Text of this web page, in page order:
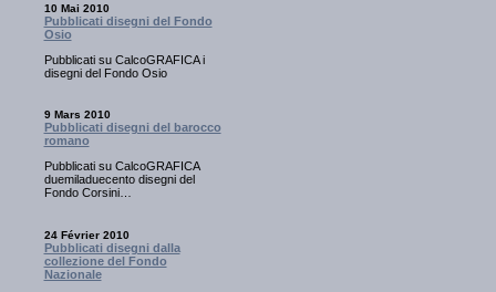
10 Mai 2010
Pubblicati disegni del Fondo
Osio
Pubblicati su CalcoGRAFICA i
disegni del Fondo Osio
9 Mars 2010
Pubblicati disegni del barocco
romano
Pubblicati su CalcoGRAFICA
duemiladuecento disegni del
Fondo Corsini…
24 Février 2010
Pubblicati disegni dalla
collezione del Fondo
Nazionale